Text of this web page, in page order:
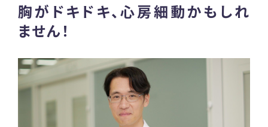
胸がドキドキ、心房細動かもしれ
ません！